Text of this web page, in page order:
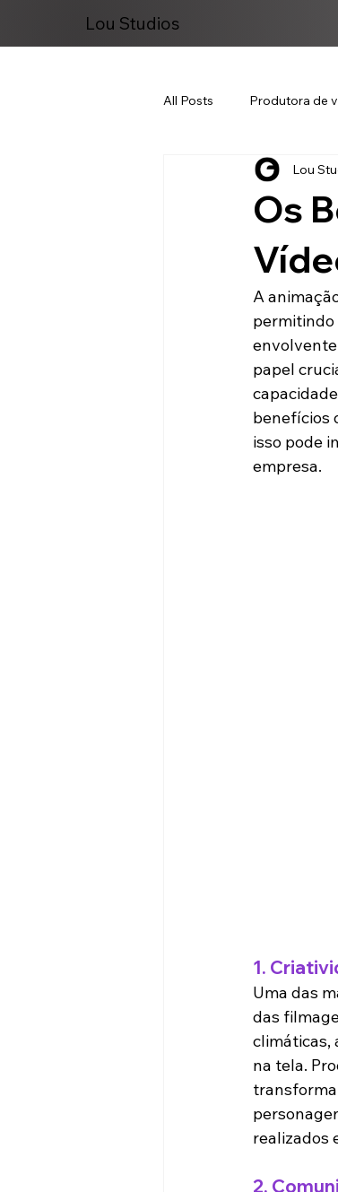
Lou Studios
All Posts Produtora de
Marketing Digital
Os
Lou
A
permitindo
papel
benefícios
isso pode
empresa.
1.
Uma das
das
climáticas,
na tela.
realizados
2.